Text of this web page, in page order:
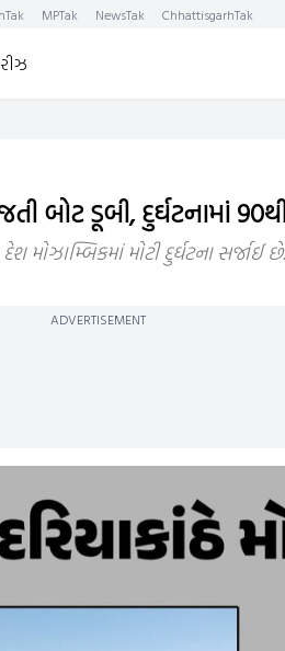
MPTak NewsTak ChhattisgarhTak
બોટ ડૂબી, દુર્ઘટનામાં
મોઝામ્બિકમાં મોટી દુર્ઘટના
ADVERTISEMENT